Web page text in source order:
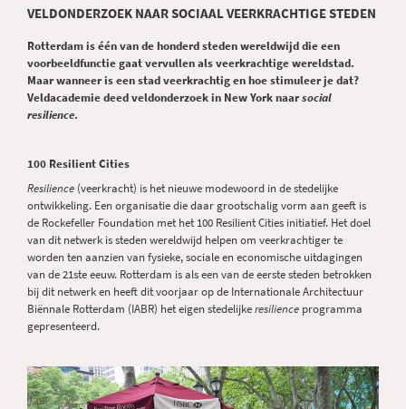
VELDONDERZOEK NAAR SOCIAAL VEERKRACHTIGE STEDEN
Rotterdam is één van de honderd steden wereldwijd die een
voorbeeldfunctie gaat vervullen als veerkrachtige wereldstad.
Maar wanneer is een stad veerkrachtig en hoe stimuleer je dat?
Veldacademie deed veldonderzoek in New York naarsocial
resilience.
100 Resilient Cities
Resilience (veerkracht) is het nieuwe modewoord in de stedelijke
ontwikkeling. Een organisatie die daar grootschalig vorm aan geeft is
de Rockefeller Foundation met het 100 Resilient Cities initiatief. Het doel
van dit netwerk is steden wereldwijd helpen om veerkrachtiger te
worden ten aanzien van fysieke, sociale en economische uitdagingen
van de 21ste eeuw. Rotterdam is als een van de eerste steden betrokken
bij dit netwerk en heeft dit voorjaar op de Internationale Architectuur
Biënnale Rotterdam (IABR) het eigen stedelijkeresilience programma
gepresenteerd.